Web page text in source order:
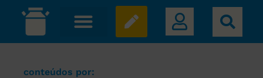
conteúdos por: